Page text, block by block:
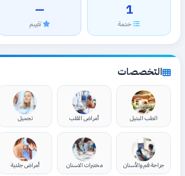
1
خدمة
—
تقييم
التخصصات
الطب البديل أمراض القلب تجميل
جراحة فم والأسنان مختبرات الاسنان أمراض جلدية